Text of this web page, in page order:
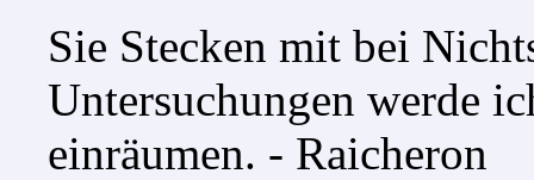
Sie Stecken mit bei
Untersuchungen werde
einräumen. - Raicheron